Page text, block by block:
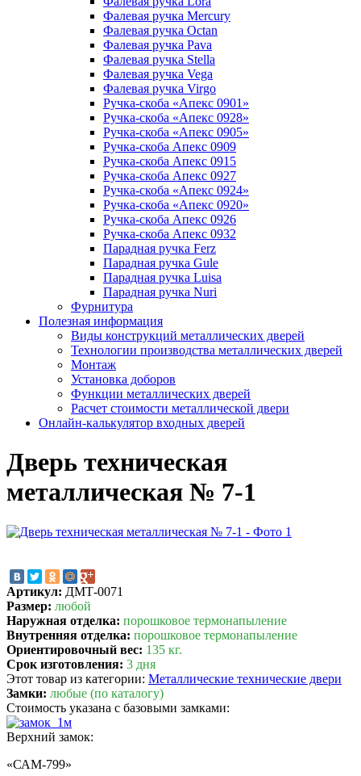
Фалевая ручка Mercury
Фалевая ручка Octan
Фалевая ручка Pava
Фалевая ручка Stella
Фалевая ручка Vega
Фалевая ручка Virgo
Ручка-скоба «Апекс 0901»
Ручка-скоба «Апекс 0928»
Ручка-скоба «Апекс 0905»
Ручка-скоба Апекс 0909
Ручка-скоба Апекс 0915
Ручка-скоба Апекс 0927
Ручка-скоба «Апекс 0924»
Ручка-скоба «Апекс 0920»
Ручка-скоба Апекс 0926
Ручка-скоба Апекс 0932
Парадная ручка Ferz
Парадная ручка Gule
Парадная ручка Luisa
Парадная ручка Nuri
Фурнитура
Полезная информация
Виды конструкций металлических дверей
Технологии производства металлических дверей
Монтаж
Установка доборов
Функции металлических дверей
Расчет стоимости металлической двери
Онлайн-калькулятор входных дверей
Дверь техническая
металлическая № 7-1
Артикул: ДМТ-0071
Размер: любой
Наружная отделка: порошковое термонапыление
Внутренняя отделка: порошковое термонапыление
Ориентировочный вес: 135 кг.
Срок изготовления: 3 дня
Этот товар из категории: Металлические технические двери
Замки: любые (по каталогу)
Стоимость указана с базовыми замками:
Верхний замок:
«САМ-799»